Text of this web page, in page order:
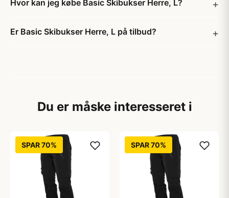
Hvor kan jeg købe Basic Skibukser Herre, L?
Er Basic Skibukser Herre, L på tilbud?
Du er måske interesseret i
SPAR 70% SPAR 70%